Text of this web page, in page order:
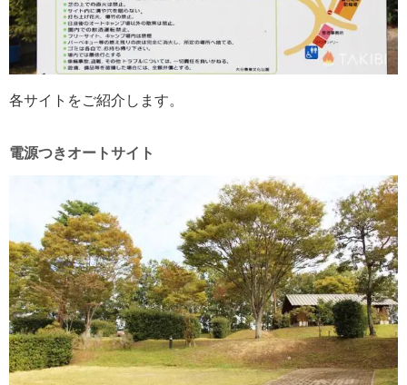
各サイトをご紹介します。
電源つきオートサイト